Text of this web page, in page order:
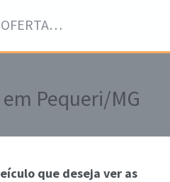
AS MELHORES OFERTAS DE VEÍCULOS EM UM SÓ LUGAR!
Pequeri/MG
que deseja ver as